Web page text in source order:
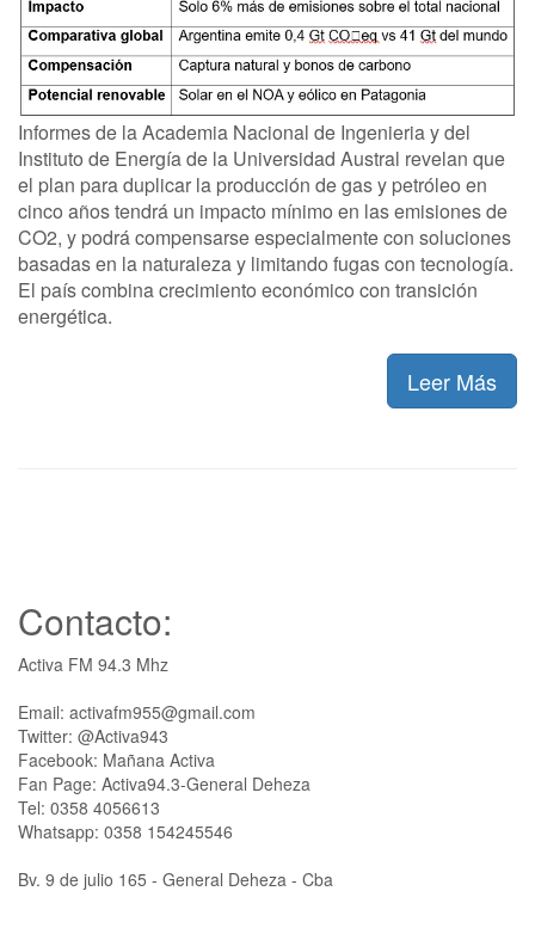
Informes de la Academia Nacional de Ingenieria y del
Instituto de Energía de la Universidad Austral revelan que
el plan para duplicar la producción de gas y petróleo en
cinco años tendrá un impacto mínimo en las emisiones de
CO2, y podrá compensarse especialmente con soluciones
basadas en la naturaleza y limitando fugas con tecnología.
El país combina crecimiento económico con transición
energética.
Leer Más
Contacto:
Activa FM 94.3 Mhz
Email: activafm955@gmail.com
Twitter: @Activa943
Facebook: Mañana Activa
Fan Page: Activa94.3-General Deheza
Tel: 0358 4056613
Whatsapp: 0358 154245546
Bv. 9 de julio 165 - General Deheza - Cba